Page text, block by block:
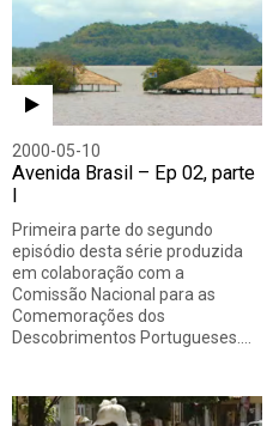
2000-05-10
Avenida Brasil – Ep 02, parte
Primeira parte do segundo
episódio desta série produzida
em colaboração com a
Comissão Nacional para as
Comemorações dos
Descobrimentos Portugueses.…